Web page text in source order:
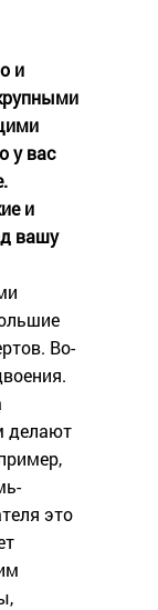
и
у вас
и
вашу
Во-
делают
это